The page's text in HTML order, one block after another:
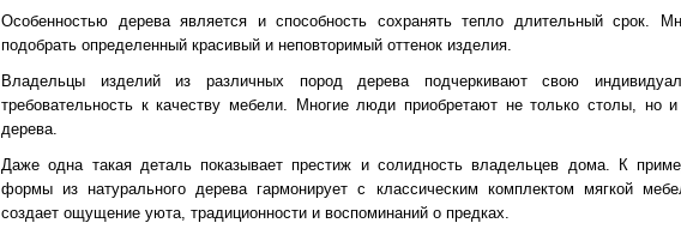
Особенностью дерева является и способность сохранять тепло длительный срок.
подобрать определенный красивый и неповторимый оттенок изделия.
Владельцы изделий из различных пород дерева подчеркивают свою
требовательность к качеству мебели. Многие люди приобретают не только столы, но
дерева.
Даже одна такая деталь показывает престиж и солидность владельцев дома. К
формы из натурального дерева гармонирует с классическим комплектом мягкой
создает ощущение уюта, традиционности и воспоминаний о предках.